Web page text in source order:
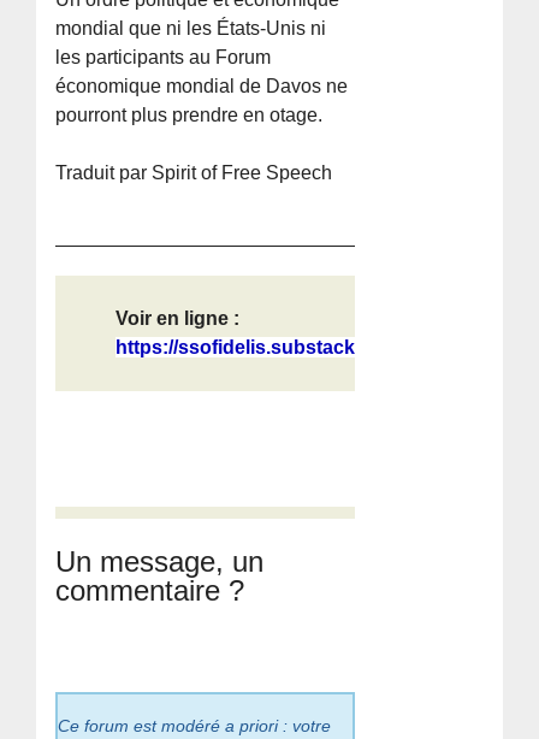
mondial que ni les États-Unis ni
les participants au Forum
économique mondial de Davos ne
pourront plus prendre en otage.
Traduit par Spirit of Free Speech
Voir en ligne :
https://ssofidelis.substack.com/p/l...
Un message, un
commentaire ?
Ce forum est modéré a priori : votre